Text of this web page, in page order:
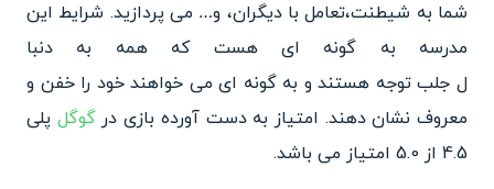
شما به شیطنت،تعامل با دیگران، و… می پردازید. شرایط این
مدرسه به گونه ای هست که همه به دنبا
ل جلب توجه هستند و به گونه ای می خواهند خود را خفن و
معروف نشان دهند. امتیاز به دست آورده بازی درگوگل پلی
4.5 از 5.0 امتیاز می باشد.